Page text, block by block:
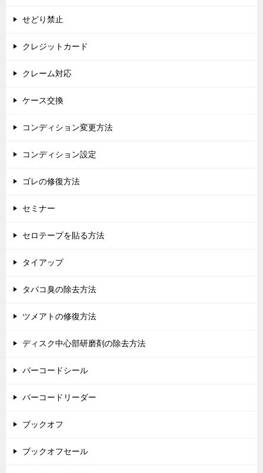
せどり禁止
クレジットカード
クレーム対応
ケース交換
コンディション変更方法
コンディション設定
ゴレの修復方法
セミナー
セロテープを貼る方法
タイアップ
タバコ臭の除去方法
ツメアトの修復方法
ディスク中心部研磨剤の除去方法
バーコードシール
バーコードリーダー
ブックオフ
ブックオフセール